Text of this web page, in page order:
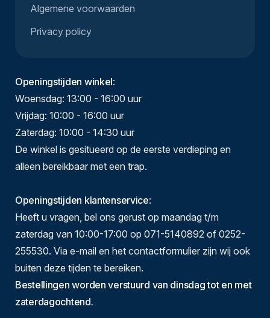
Algemene voorwaarden
Privacy policy
Openingstijden winkel:
Woensdag: 13:00 - 16:00 uur
Vrijdag: 10:00 - 16:00 uur
Zaterdag: 10:00 - 14:30 uur
De winkel is gesitueerd op de eerste verdieping en
alleen bereikbaar met een trap.
Openingstijden klantenservice:
Heeft u vragen, bel ons gerust op maandag t/m
zaterdag van 10:00-17:00 op 071-5140892 of 0252-
255530. Via e-mail en het contactformulier zijn wij ook
buiten deze tijden te bereiken.
Bestellingen worden verstuurd van dinsdag tot en met
zaterdagochtend.